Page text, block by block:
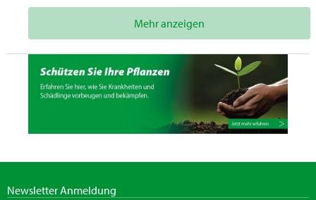
Mehr anzeigen
Newsletter Anmeldung